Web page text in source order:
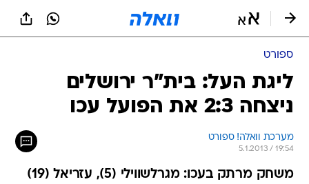
ספורט
ליגת העל: בית"ר ירושלים
ניצחה 2:3 את הפועל עכו
מערכת וואלה! ספורט
5.1.2013 / 19:54
משחק מרתק בעכו: מגרלשווילי (5), עזריאל (19)